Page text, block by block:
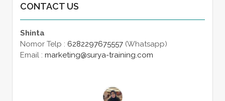
CONTACT US
Shinta
Nomor Telp : 6282297675557(Whatsapp)
Email : marketing@surya-training.com